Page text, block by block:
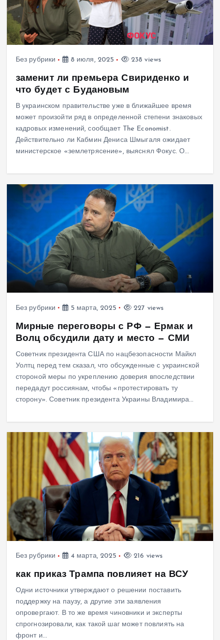
Без рубрики 8 июля, 2025 238 views
заменит ли премьера Свириденко и
что будет с Будановым
В украинском правительстве уже в ближайшее время
может произойти ряд в определенной степени знаковых
кадровых изменений, сообщает The Economist.
Действительно ли Кабмин Дениса Шмыгаля ожидает
министерское «землетрясение», выяснял Фокус. О…
Без рубрики 5 марта, 2025 227 views
Мирные переговоры с РФ — Ермак и
Волц обсудили дату и место — СМИ
Советник президента США по нацбезопасности Майкл
Уолтц перед тем сказал, что обсужденные с украинской
стороной меры по укреплению доверия впоследствии
передадут россиянам, чтобы «протестировать ту
сторону». Советник президента Украины Владимира…
Без рубрики 4 марта, 2025 216 views
как приказ Трампа повлияет на ВСУ
Одни источники утверждают о решении поставить
поддержку на паузу, а другие эти заявления
опровергают. В то же время чиновники и эксперты
спрогнозировали, как такой шаг может повлиять на
фронт и…